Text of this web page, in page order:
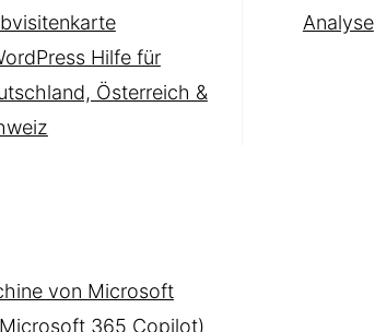
Hilfe für
Österreich &
Analyse
von Microsoft
365 Copilot)